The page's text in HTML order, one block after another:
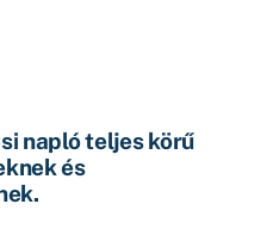
napló teljes körű
és